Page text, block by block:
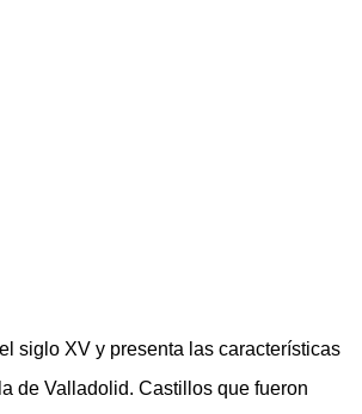
siglo XV y presenta las características
de Valladolid. Castillos que fueron